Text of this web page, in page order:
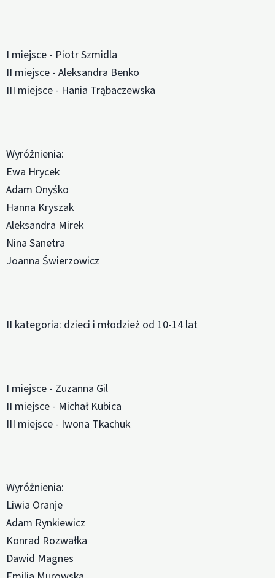
I miejsce - Piotr Szmidla
II miejsce - Aleksandra Benko
III miejsce - Hania Trąbaczewska
Wyróżnienia:
Ewa Hrycek
Adam Onyśko
Hanna Kryszak
Aleksandra Mirek
Nina Sanetra
Joanna Świerzowicz
II kategoria: dzieci i młodzież od 10-14 lat
I miejsce - Zuzanna Gil
II miejsce - Michał Kubica
III miejsce - Iwona Tkachuk
Wyróżnienia:
Liwia Oranje
Adam Rynkiewicz
Konrad Rozwałka
Dawid Magnes